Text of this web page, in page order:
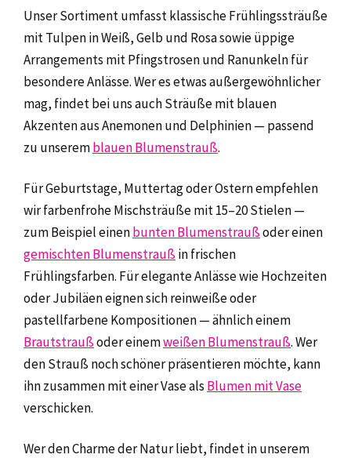
Unser Sortiment umfasst klassische Frühlingssträuße
mit Tulpen in Weiß, Gelb und Rosa sowie üppige
Arrangements mit Pfingstrosen und Ranunkeln für
besondere Anlässe. Wer es etwas außergewöhnlicher
mag, findet bei uns auch Sträuße mit blauen
Akzenten aus Anemonen und Delphinien — passend
zu unseremblauen Blumenstrauß.
Für Geburtstage, Muttertag oder Ostern empfehlen
wir farbenfrohe Mischsträuße mit 15–20 Stielen —
zum Beispiel einenbunten Blumenstraußoder einen
gemischten Blumenstrauß in frischen
Frühlingsfarben. Für elegante Anlässe wie Hochzeiten
oder Jubiläen eignen sich reinweiße oder
pastellfarbene Kompositionen — ähnlich einem
Brautstraußoder einemweißen Blumenstrauß. Wer
den Strauß noch schöner präsentieren möchte, kann
ihn zusammen mit einer Vase als Blumen mit Vase
verschicken.
Wer den Charme der Natur liebt, findet in unserem